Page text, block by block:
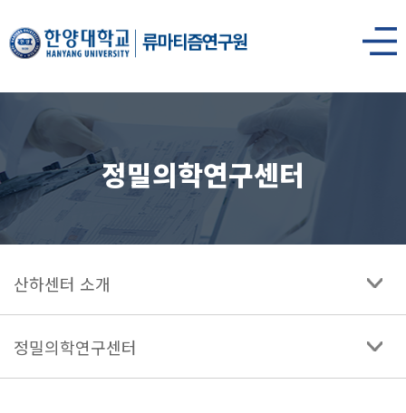
한양대학교
류마티즘연구원
정밀의학연구센터
산하센터 소개
정밀의학연구센터